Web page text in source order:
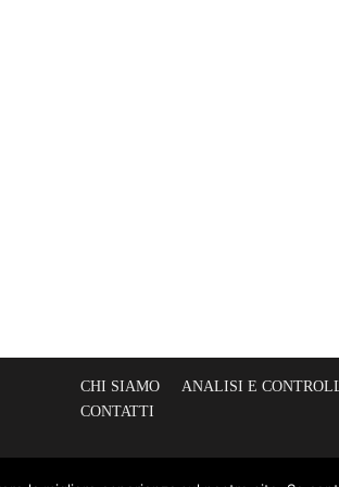
CHI SIAMO ANALISI E
CONTATTI